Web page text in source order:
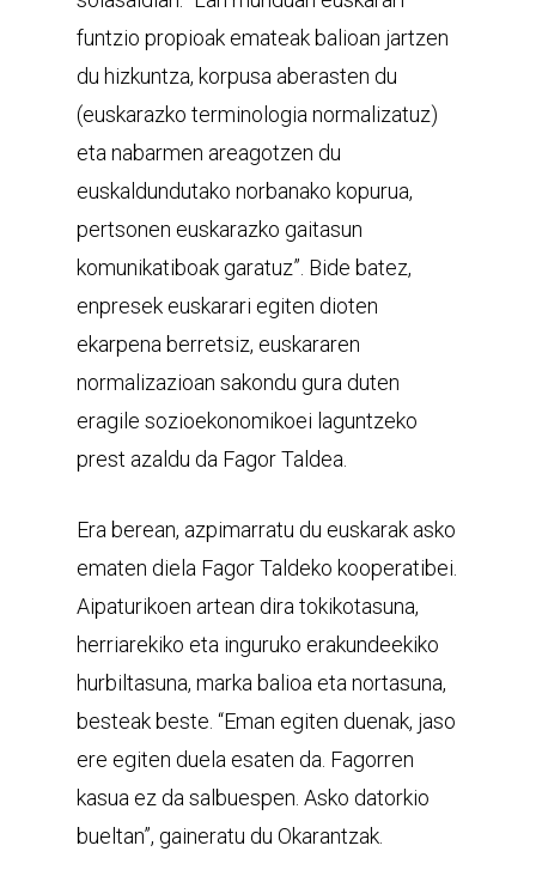
funtzio propioak emateak balioan jartzen
du hizkuntza, korpusa aberasten du
(euskarazko terminologia normalizatuz)
eta nabarmen areagotzen du
euskaldundutako norbanako kopurua,
pertsonen euskarazko gaitasun
komunikatiboak garatuz”. Bide batez,
enpresek euskarari egiten dioten
ekarpena berretsiz, euskararen
normalizazioan sakondu gura duten
eragile sozioekonomikoei laguntzeko
prest azaldu da Fagor Taldea.
Era berean, azpimarratu du euskarak asko
ematen diela Fagor Taldeko kooperatibei.
Aipaturikoen artean dira tokikotasuna,
herriarekiko eta inguruko erakundeekiko
hurbiltasuna, marka balioa eta nortasuna,
besteak beste. “Eman egiten duenak, jaso
ere egiten duela esaten da. Fagorren
kasua ez da salbuespen. Asko datorkio
bueltan”, gaineratu du Okarantzak.